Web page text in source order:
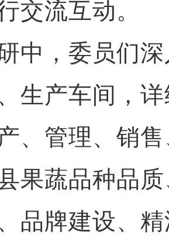
交流互动。
，委员们深
生产车间，
、管理、销
果蔬品种品
品牌建设、